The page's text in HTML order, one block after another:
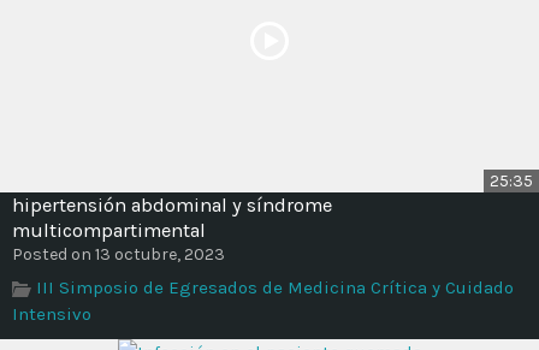
25:35
hipertensión abdominal y síndrome
multicompartimental
Posted on 13 octubre, 2023
III Simposio de Egresados de Medicina Crítica y Cuidado
Intensivo